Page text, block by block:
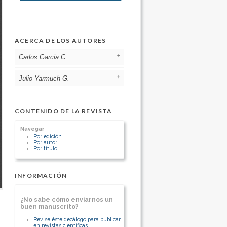
ACERCA DE LOS AUTORES
Carlos Garcia C.
Sociedad de Cirujanos de Chile
[Ver otros artículos de este autor]
Julio Yarmuch G.
[Ver otros artículos de este autor]
CONTENIDO DE LA REVISTA
Navegar
Por edición
Por autor
Por título
INFORMACIÓN
¿No sabe cómo enviarnos un
buen manuscrito?
Revise éste decálogo para publicar
en revistas científicas